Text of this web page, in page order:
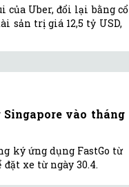
Uber, đổi lại bằng cổ
sản trị giá 12,5 tỷ USD,
vào tháng
ký ứng dụng FastGo từ
đặt xe từ ngày 30.4.